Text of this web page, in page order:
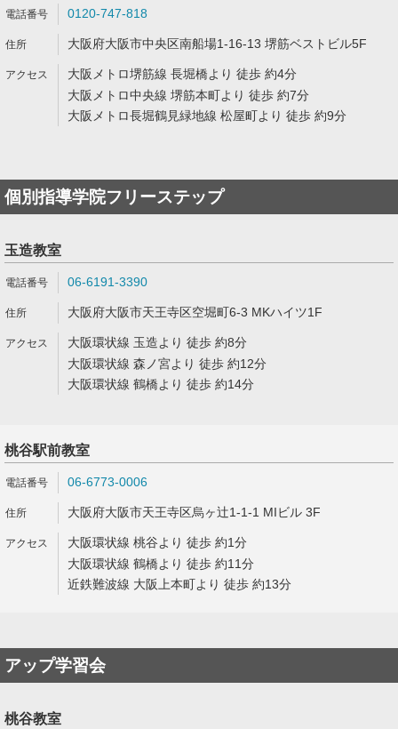
0120-747-818
大阪府大阪市中央区南船場1-16-13 堺筋ベストビル5F
大阪メトロ堺筋線 長堀橋より 徒歩 約4分
大阪メトロ中央線 堺筋本町より 徒歩 約7分
大阪メトロ長堀鶴見緑地線 松屋町より 徒歩 約9分
個別指導学院フリーステップ
玉造教室
06-6191-3390
大阪府大阪市天王寺区空堀町6-3 MKハイツ1F
大阪環状線 玉造より 徒歩 約8分
大阪環状線 森ノ宮より 徒歩 約12分
大阪環状線 鶴橋より 徒歩 約14分
桃谷駅前教室
06-6773-0006
大阪府大阪市天王寺区烏ヶ辻1-1-1 MIビル 3F
大阪環状線 桃谷より 徒歩 約1分
大阪環状線 鶴橋より 徒歩 約11分
近鉄難波線 大阪上本町より 徒歩 約13分
アップ学習会
桃谷教室